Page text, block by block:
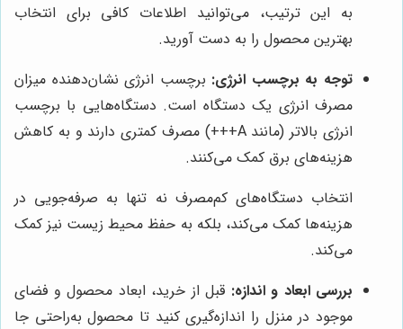
به این ترتیب، می‌توانید اطلاعات کافی برای انتخاب
بهترین محصول را به دست آورید.
توجه به برچسب انرژی: برچسب انرژی نشان‌دهنده میزان
مصرف انرژی یک دستگاه است. دستگاه‌هایی با برچسب
انرژی بالاتر (مانند A+++) مصرف کمتری دارند و به کاهش
هزینه‌های برق کمک می‌کنند.
انتخاب دستگاه‌های کم‌مصرف نه تنها به صرفه‌جویی در
هزینه‌ها کمک می‌کند، بلکه به حفظ محیط زیست نیز کمک
می‌کند.
بررسی ابعاد و اندازه: قبل از خرید، ابعاد محصول و فضای
موجود در منزل را اندازه‌گیری کنید تا محصول به‌راحتی جا